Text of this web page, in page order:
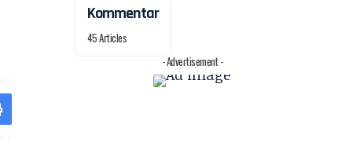
Kommentar
45 Articles
- Advertisement -